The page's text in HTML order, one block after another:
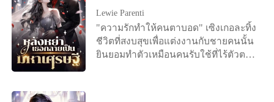
เตียงคนไข้ด้วยความสิ้นหวังและลงนาม
ในข้อตกลงการหย่า "ฟู่เจิ้ง เราไม่ได้เป็น
หนี้กันอีกต่อไปแล้ว..." ชายที่มีความเด็ด
ขาดและเย็นชามาโดยตลอดนอนอยู่ข้าง
Lewie Parenti
"ความรักทำให้คนตาบอด" เซิงเกอละทิ้ง
ชีวิตที่สงบสุขเพื่อแต่งงานกับชายคนนั้น
ยินยอมทำตัวเหมือนคนรับใช้ที่ไร้ตัวตน